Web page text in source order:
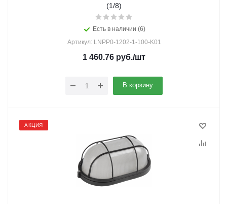
(1/8)
Есть в наличии (6)
Артикул: LNPP0-1202-1-100-K01
1 460.76 руб./шт
В корзину
АКЦИЯ